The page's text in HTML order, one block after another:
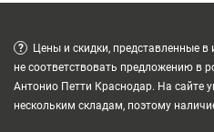
?
Цены и скидки, представленные в
не соответствовать предложению в
Антонио Петти Краснодар. На сайте
нескольким складам, поэтому